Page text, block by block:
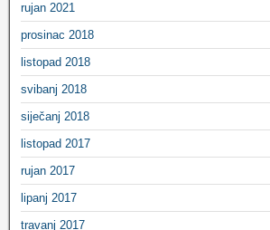
rujan 2021
prosinac 2018
listopad 2018
svibanj 2018
siječanj 2018
listopad 2017
rujan 2017
lipanj 2017
travanj 2017